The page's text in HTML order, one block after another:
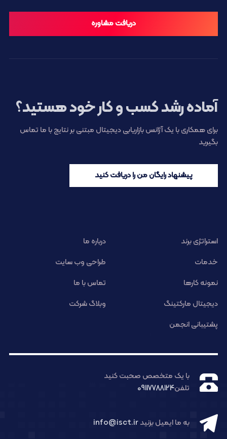
دریافت مشاوره
آماده رشد کسب و کار خود هستید؟
برای همکاری با یک آژانس بازاریابی دیجیتال مبتنی بر نتایج با ما تماس
بگیرید
پیشنهاد رایگان من را دریافت کنید
استراتژی برند
درباره ما
خدمات
طراحی وب سایت
نمونه کارها
تماس با ما
دیجیتال مارکتینگ
وبلاگ شرکت
پشتیبانی انجمن
با یک متخصص صحبت کنید
تلفن09117788124
به ما ایمیل بزنیدinfo@isct.ir